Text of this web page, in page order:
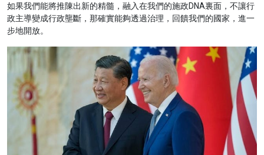
如果我們能將推陳出新的精髓，融入在我們的施政DNA裏面，不讓行
政主導變成行政壟斷，那確實能夠透過治理，回饋我們的國家，進一
步地開放。